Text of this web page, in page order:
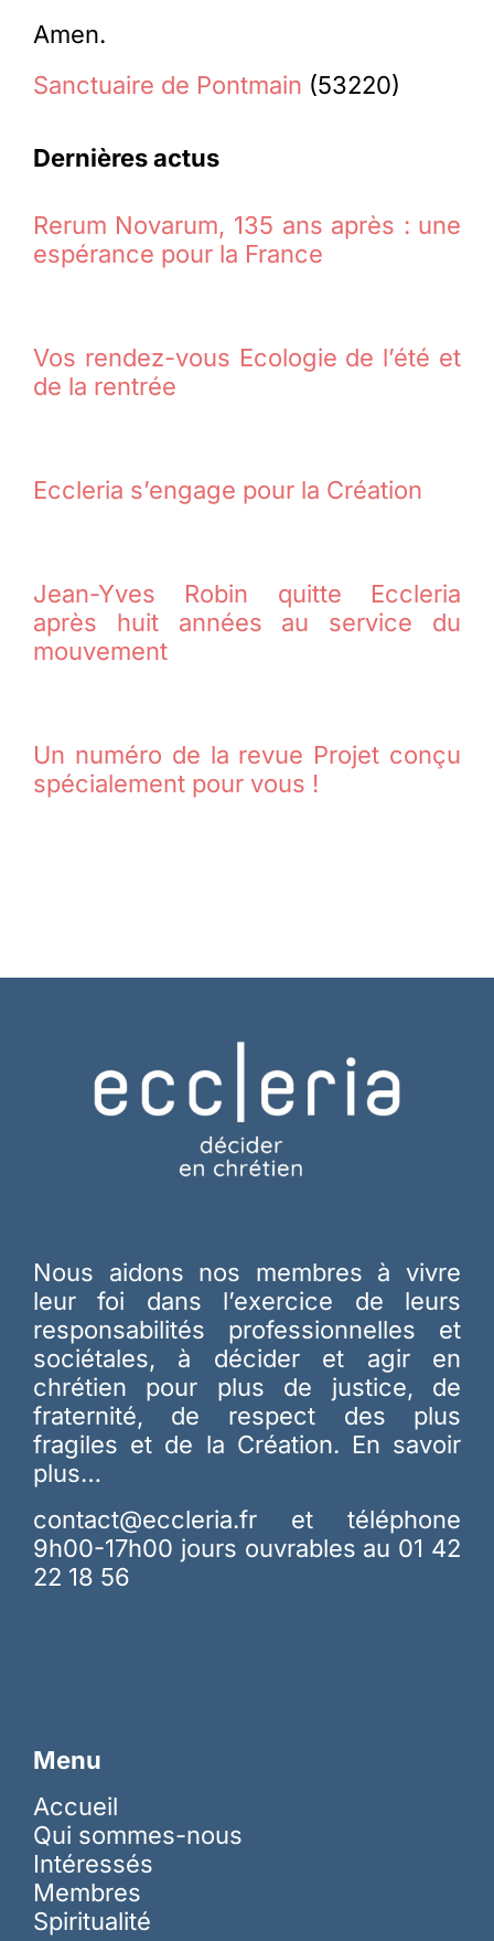
Amen.
Sanctuaire de Pontmain (53220)
Dernières actus
Rerum Novarum, 135 ans après : une
espérance pour la France
Vos rendez-vous Ecologie de l’été et
de la rentrée
Eccleria s’engage pour la Création
Jean-Yves Robin quitte Eccleria
après huit années au service du
mouvement
Un numéro de la revue Projet conçu
spécialement pour vous !
Nous aidons nos membres à vivre
leur foi dans l’exercice de leurs
responsabilités professionnelles et
sociétales, à décider et agir en
chrétien pour plus de justice, de
fraternité, de respect des plus
fragiles et de la Création. En savoir
plus…
contact@eccleria.fr et téléphone
9h00-17h00 jours ouvrables au 01 42
22 18 56
Menu
Accueil
Qui sommes-nous
Intéressés
Membres
Spiritualité